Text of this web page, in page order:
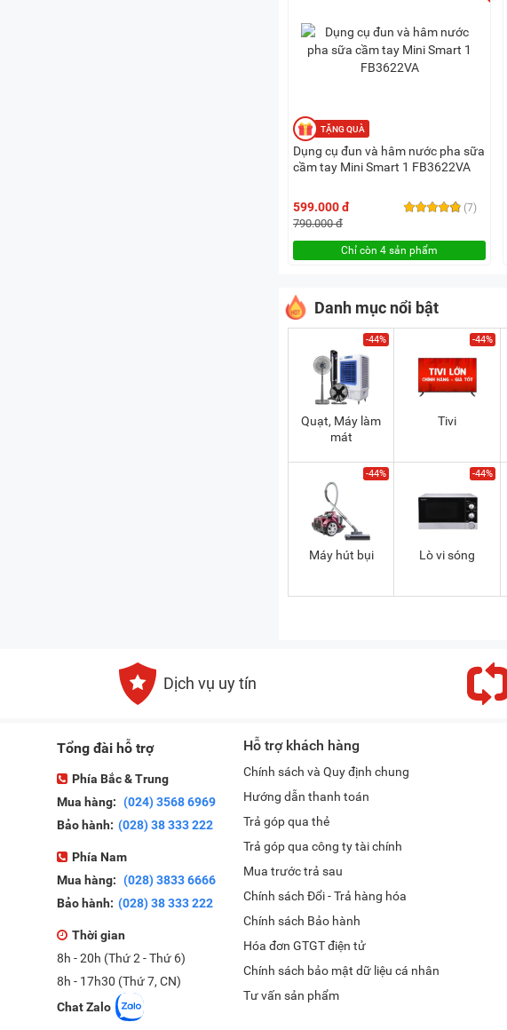
Dụng cụ đun và hâm nước pha sữa
cầm tay Mini Smart 1 FB3622VA
(7)
599.000 đ
790.000 đ
Chỉ còn 4 sản phẩm
Danh mục nổi bật
-44%
Quạt, Máy làm
mát
-44%
Tivi
-44%
Máy hút bụi
-44%
Lò vi sóng
Dịch vụ uy tín
Tổng đài hỗ trợ
Phía Bắc & Trung
Mua hàng: (024) 3568 6969
Bảo hành: (028) 38 333 222
Phía Nam
Mua hàng: (028) 3833 6666
Bảo hành: (028) 38 333 222
Thời gian
8h - 20h (Thứ 2 - Thứ 6)
8h - 17h30 (Thứ 7, CN)
Chat Zalo
Hỗ trợ khách hàng
Chính sách và Quy định chung
Hướng dẫn thanh toán
Trả góp qua thẻ
Trả góp qua công ty tài chính
Mua trước trả sau
Chính sách Đổi - Trả hàng hóa
Chính sách Bảo hành
Hóa đơn GTGT điện tử
Chính sách bảo mật dữ liệu cá nhân
Tư vấn sản phẩm